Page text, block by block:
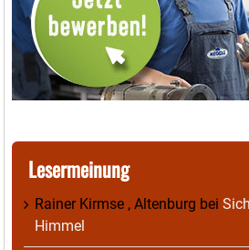
Lesermeinung
Rainer Kirmse , Altenburg bei
Himmel